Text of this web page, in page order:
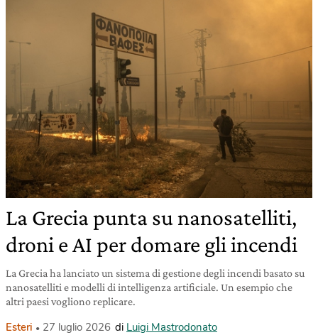
La Grecia punta su nanosatelliti,
droni e AI per domare gli incendi
La Grecia ha lanciato un sistema di gestione degli incendi basato su
nanosatelliti e modelli di intelligenza artificiale. Un esempio che
altri paesi vogliono replicare.
Esteri 27 luglio 2026 di Luigi Mastrodonato